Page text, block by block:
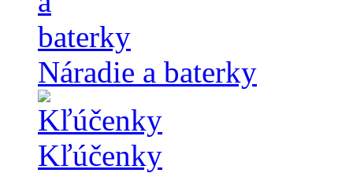
Náradie a baterky
Kľúčenky